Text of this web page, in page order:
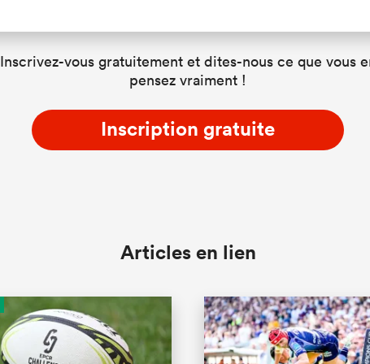
Inscrivez-vous gratuitement et dites-nous ce que vous
pensez vraiment !
Inscription gratuite
Articles en lien